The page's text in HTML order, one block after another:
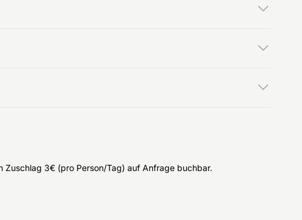
Zuschlag 3€ (pro Person/Tag) auf Anfrage buchbar.